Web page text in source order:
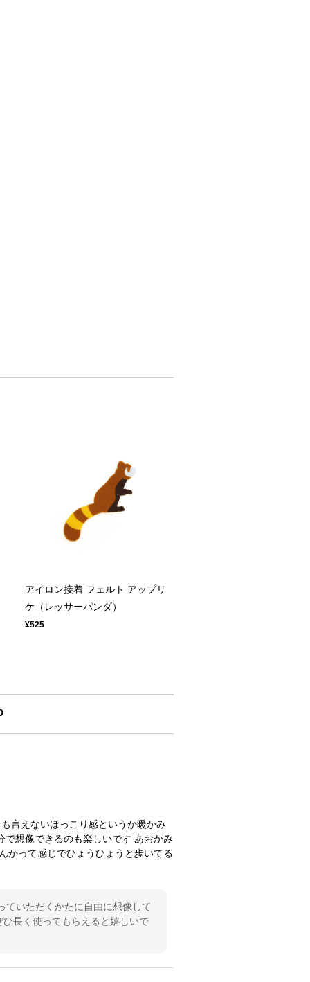
アイロン接着 フェルト アップリ
ケ（レッサーパンダ）
¥525
言えないほっこり感というか暖かみ
想像できるのも楽しいです あおかみ
かって感じでひょうひょうと歩いてる
ていただくかたに自由に想像して
長く使ってもらえると嬉しいで